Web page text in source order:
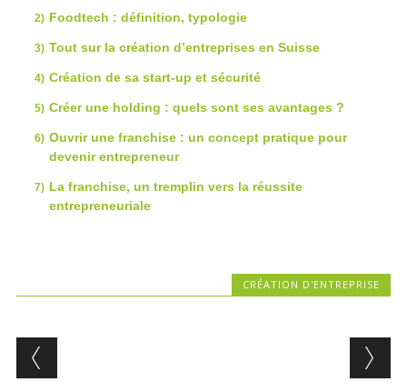
Foodtech : définition, typologie
Tout sur la création d’entreprises en Suisse
Création de sa start-up et sécurité
Créer une holding : quels sont ses avantages ?
Ouvrir une franchise : un concept pratique pour
devenir entrepreneur
La franchise, un tremplin vers la réussite
entrepreneuriale
CRÉATION D'ENTREPRISE
Post navigation